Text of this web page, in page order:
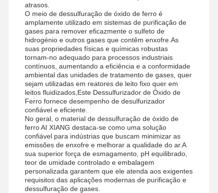
atrasos.
O meio de dessulfuração de óxido de ferro é
amplamente utilizado em sistemas de purificação de
gases para remover eficazmente o sulfeto de
hidrogénio e outros gases que contêm enxofre.As
suas propriedades físicas e químicas robustas
tornam-no adequado para processos industriais
contínuos, aumentando a eficiência e a conformidade
ambiental das unidades de tratamento de gases, quer
sejam utilizadas em reatores de leito fixo quer em
leitos fluidizados,Este Dessulfurizador de Óxido de
Ferro fornece desempenho de desulfurizador
confiável e eficiente.
No geral, o material de dessulfuração de óxido de
ferro AI XIANG destaca-se como uma solução
confiável para indústrias que buscam minimizar as
emissões de enxofre e melhorar a qualidade do ar.A
sua superior força de esmagamento, pH equilibrado,
teor de umidade controlado e embalagem
personalizada garantem que ele atenda aos exigentes
requisitos das aplicações modernas de purificação e
dessulfuração de gases.